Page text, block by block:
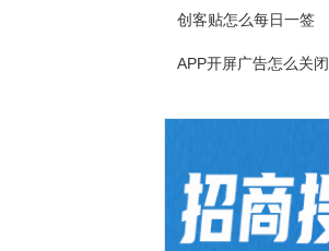
创客贴怎么每日一签
APP开屏广告怎么关闭？3招彻底关闭跳转